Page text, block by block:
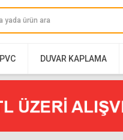
PVC DUVAR KAPLAMA